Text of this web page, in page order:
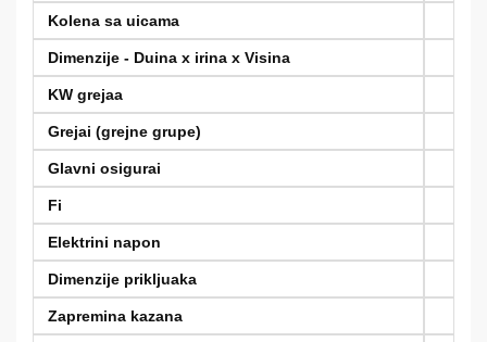
Kolena sa uicama
Dimenzije - Duina x irina x Visina
KW grejaa
Grejai (grejne grupe)
Glavni osigurai
Fi
Elektrini napon
Dimenzije prikljuaka
Zapremina kazana